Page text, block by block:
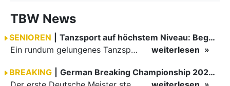
TBW News
SENIOREN
Tanzsport auf höchstem Niveau: Begeisterung bei den Turnieren in…
Ein rundum gelungenes Tanzsport-Wochenende liegt hinter den Paaren und Organisatoren in Enzklösterle. Am 1. und 2. August 2026 verwandelte sich die Festhalle wieder in einen lebendigen Mittelpunkt des…
weiterlesen
BREAKING
German Breaking Championship 2026 in Hannover